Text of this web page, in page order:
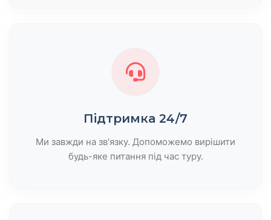
Підтримка 24/7
Ми завжди на зв'язку. Допоможемо вирішити
будь-яке питання під час туру.